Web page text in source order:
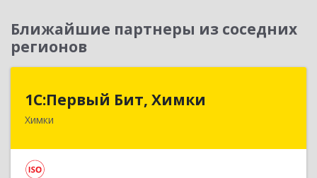
Ближайшие партнеры из соседних
регионов
1С:Первый Бит, Химки
Химки141402, Московская обл, г.о. Химки, Химки г,